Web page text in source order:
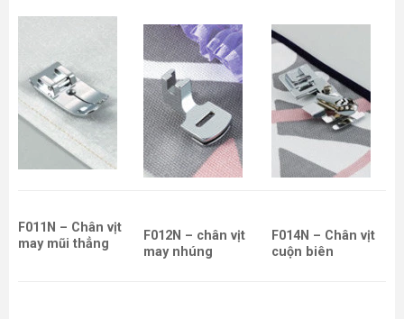
F011N – Chân vịt
may mũi thẳng
F012N – chân vịt
may nhúng
F014N – Chân vịt
cuộn biên